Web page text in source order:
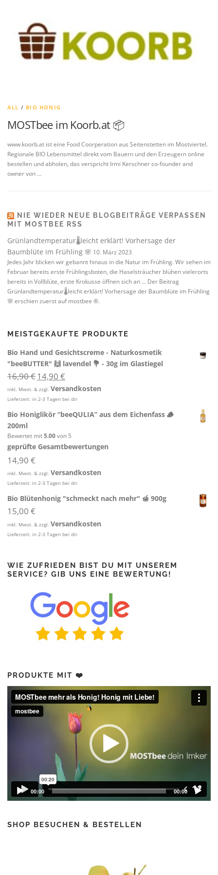
ALL / BIO HONIG
MOSTbee im Koorb.at 📦
www.koorb.at ist eine Food Coorperation aus Seitenstetten im Mostviertel.
Regionale BIO Lebensmittel direkt vom Bauern und den Erzeugern online
bestellen und abholen, das verspricht Irmi Kerschner co-founder and
owner von …
NIE WIEDER NEUE BLOGBEITRÄGE VERPASSEN
MIT MOSTBEE RSS
Grünlandtemperatur🌡️leicht erklärt! Vorhersage der
Baumblüte im Frühling 🌸 10. März 2023
Jedes Jahr blicken wir gebannt hinaus in die Natur im Frühling. Wir sehen im
Februar bereits erste Frühlingsboten, die Haselsträucher blühen vielerorts
bereits in Vollblüte, erste Krokusse öffnen sich an ... Der Beitrag
Grünlandtemperatur🌡️leicht erklärt! Vorhersage der Baumblüte im Frühling
🌸 erschien zuerst auf mostbee ®.
MEISTGEKAUFTE PRODUKTE
Bio Hand und Gesichtscreme - Naturkosmetik
"beeBUTTER" 🙌 lavendel 💐 - 30g im Glastiegel
16,90€ U
r
s
p
r
n
c
h
r
a
r
1
,
0
14,90 €
k
t
u
e
r
r
e
s
,
9
€
.
inkl. Mwst. & zzgl. Versandkosten
Lieferzeit: in 2-3 Tagen bei dir
Bio Honiglikör “beeQULIA” aus dem Eichenfass 🪵
200ml
Bewertet mit5.00von 5
geprüfte Gesamtbewertungen
14,90 €
inkl. Mwst. & zzgl. Versandkosten
Lieferzeit: in 2-3 Tagen bei dir
Bio Blütenhonig "schmeckt nach mehr" 🍯 900g
15,00 €
inkl. Mwst. & zzgl. Versandkosten
Lieferzeit: in 2-3 Tagen bei dir
WIE ZUFRIEDEN BIST DU MIT UNSEREM
SERVICE? GIB UNS EINE BEWERTUNG!
PRODUKTE MIT ❤️
Video-
Player
00:00 00:00
SHOP BESUCHEN & BESTELLEN